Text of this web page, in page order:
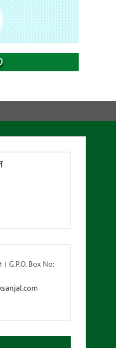
G.P.O. Box No: